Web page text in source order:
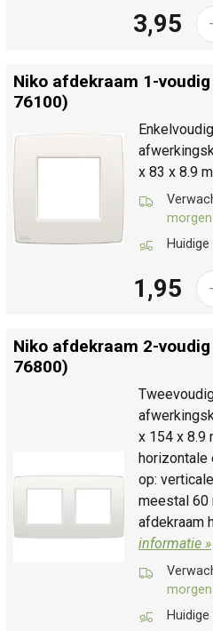
3,95 -
Niko afdekraam 1-
76100)
x 83 x 8.9
1,95 -
Niko afdekraam 2-
76800)
x 154 x 8.9
horizontale
op:
meestal 60
afdekraam
informatie »